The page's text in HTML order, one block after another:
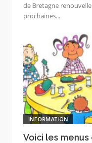
de Bretagne
prochaines...
INFORMATION
Voici les